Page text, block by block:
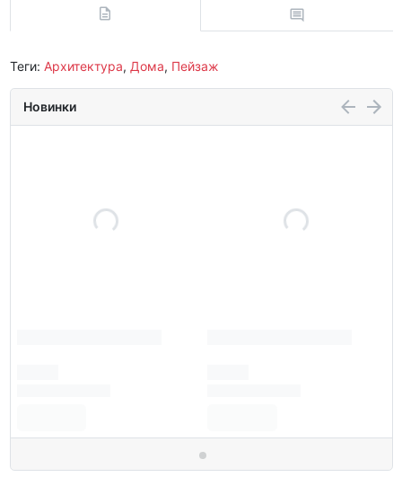
Теги: Архитектура, Дома, Пейзаж
Новинки